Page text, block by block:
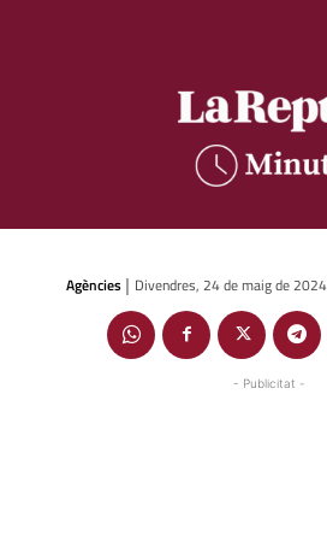
Agències | Divendres, 24 de maig de 2024
- Publicitat -